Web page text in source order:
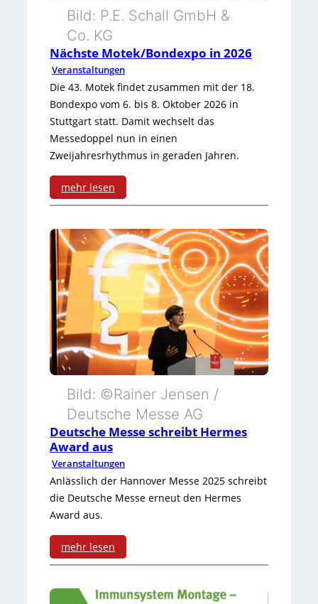
e
r
K
I
-
k
u
s
P
S
2
0
2
5
u
n
g
e
A
l
l
A
b
o
u
A
o
m
a
t
i
o
Bild: P.E. Schall GmbH &
Co. KG
Nächste Motek/Bondexpo in 2026
Veranstaltungen
Die 43. Motek findet zusammen mit der 18.
Bondexpo vom 6. bis 8. Oktober 2026 in
Stuttgart statt. Damit wechselt das
Messedoppel nun in einen
Zweijahresrhythmus in geraden Jahren.
mehr lesen
:
N
ä
c
h
s
t
o
t
e
k
/
B
o
Bild: ©Rainer Jensen /
Deutsche Messe AG
Deutsche Messe schreibt Hermes
Award aus
Veranstaltungen
Anlässlich der Hannover Messe 2025 schreibt
die Deutsche Messe erneut den Hermes
Award aus.
mehr lesen
:
D